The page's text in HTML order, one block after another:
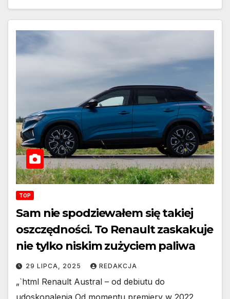
TOP
Sam nie spodziewałem się takiej
oszczędności. To Renault zaskakuje
nie tylko niskim zużyciem paliwa
29 LIPCA, 2025 REDAKCJA
„`html Renault Austral – od debiutu do
udoskonalenia Od momentu premiery w 2022